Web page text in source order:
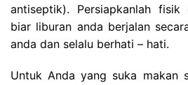
antiseptik). Persiapkanlah fisik
biar liburan anda berjalan
anda dan selalu berhati – hati.
Untuk Anda yang suka makan